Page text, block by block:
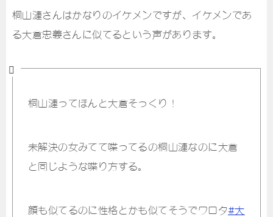
桐山漣さんはかなりのイケメンですが、イケメンであ
る大倉忠義さんに似てるという声があります。
桐山漣ってほんと大倉そっくり！
未解決の女みてて喋ってるの桐山漣なのに大倉
と同じような喋り方する。
顔も似てるのに性格とかも似てそうでワロタ#大